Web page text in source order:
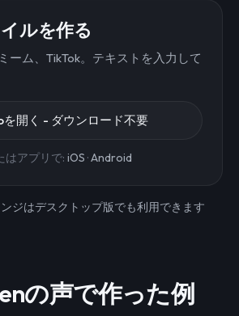
ルを作る
ーム、TikTok。テキストを入力して
開く - ダウンロード不要
はアプリで: iOS ·Android
ジはデスクトップ版でも利用できます
の声で作った例